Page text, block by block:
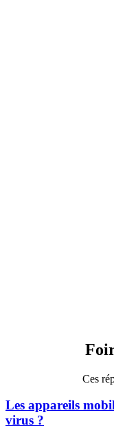
Ces
Les appareils
virus ?